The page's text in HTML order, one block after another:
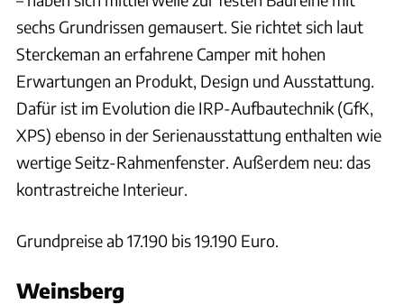
sechs Grundrissen gemausert. Sie richtet sich laut
Sterckeman an erfahrene Camper mit hohen
Erwartungen an Produkt, Design und Ausstattung.
Dafür ist im Evolution die IRP-Aufbautechnik (GfK,
XPS) ebenso in der Serienausstattung enthalten wie
wertige Seitz-Rahmenfenster. Außerdem neu: das
kontrastreiche Interieur.
Grundpreise ab 17.190 bis 19.190 Euro.
Weinsberg